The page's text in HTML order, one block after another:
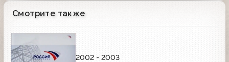
Смотрите также
2002 - 2003